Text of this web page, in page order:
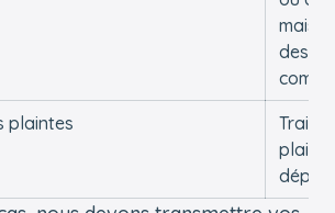
des
plaintes